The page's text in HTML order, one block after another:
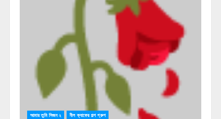
আমার তুমি সিজন ২ নীল ক্যাফের গল্প গ্রুপ